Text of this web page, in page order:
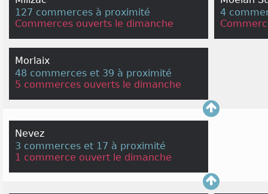
127 commerces à proximité
Commerces ouverts le dimanche
4
Morlaix
48 commerces et 39 à proximité
5 commerces ouverts le dimanche
Nevez
3 commerces et 17 à proximité
1 commerce ouvert le dimanche